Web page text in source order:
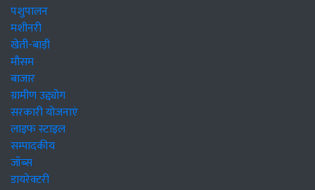
पशुपालन
मशीनरी
खेती-बाड़ी
मौसम
बाजार
ग्रामीण उद्द्योग
सरकारी योजनाएं
लाइफ स्टाइल
सम्पादकीय
जॉब्स
डायरेक्टरी